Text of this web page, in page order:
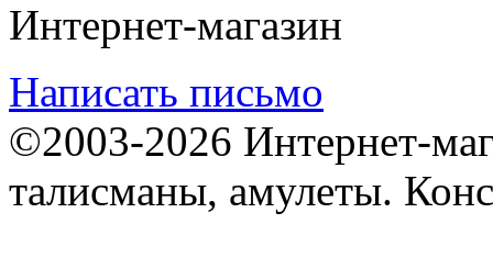
Интернет-магазин
Написать письмо
©2003-2026 Интернет-
талисманы, амулеты.